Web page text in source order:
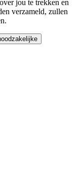
jou te trekken en
verzameld, zullen